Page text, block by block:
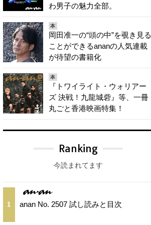
わ男子の魅力全部。
本
岡田准一の“頭の中”を覗き見る
ことができるananの人気連載
が待望の書籍化
本
『トワイライト・ウォリアー
ズ 決戦！九龍城砦』等、一冊
丸ごと香港映画特集！
Ranking
今読まれてます
1 anan No. 2507 試し読みと目次